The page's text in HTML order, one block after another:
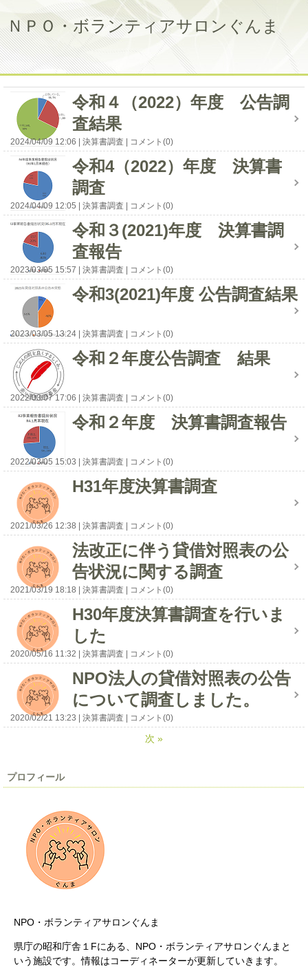
ＮＰＯ・ボランティアサロンぐんま
令和４（2022）年度 公告調
査結果
2024/04/09 12:06 決算書調査 コメント(0)
令和4（2022）年度 決算書
調査
2024/04/09 12:05 決算書調査 コメント(0)
令和３(2021)年度 決算書調
査報告
2023/03/05 15:57 決算書調査 コメント(0)
令和3(2021)年度 公告調査結果
2023/03/05 13:24 決算書調査 コメント(0)
令和２年度公告調査 結果
2022/03/07 17:06 決算書調査 コメント(0)
令和２年度 決算書調査報告
2022/03/05 15:03 決算書調査 コメント(0)
H31年度決算書調査
2021/03/26 12:38 決算書調査 コメント(0)
法改正に伴う貸借対照表の公
告状況に関する調査
2021/03/19 18:18 決算書調査 コメント(0)
H30年度決算書調査を行いま
した
2020/05/16 11:32 決算書調査 コメント(0)
NPO法人の貸借対照表の公告
について調査しました。
2020/02/21 13:23 決算書調査 コメント(0)
次 »
プロフィール
NPO・ボランティアサロンぐんま
県庁の昭和庁舎１Fにある、NPO・ボランティアサロンぐんまと
いう施設です。情報はコーディネーターが更新していきます。